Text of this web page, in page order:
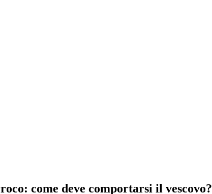
come deve comportarsi il vescovo?